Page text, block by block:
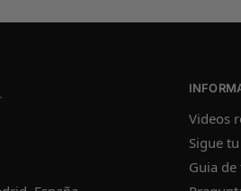
Videos
Sigue
Guia de